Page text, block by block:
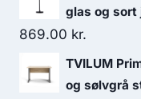
glas og sort
869.00 kr.
TVILUM
og sølvgrå